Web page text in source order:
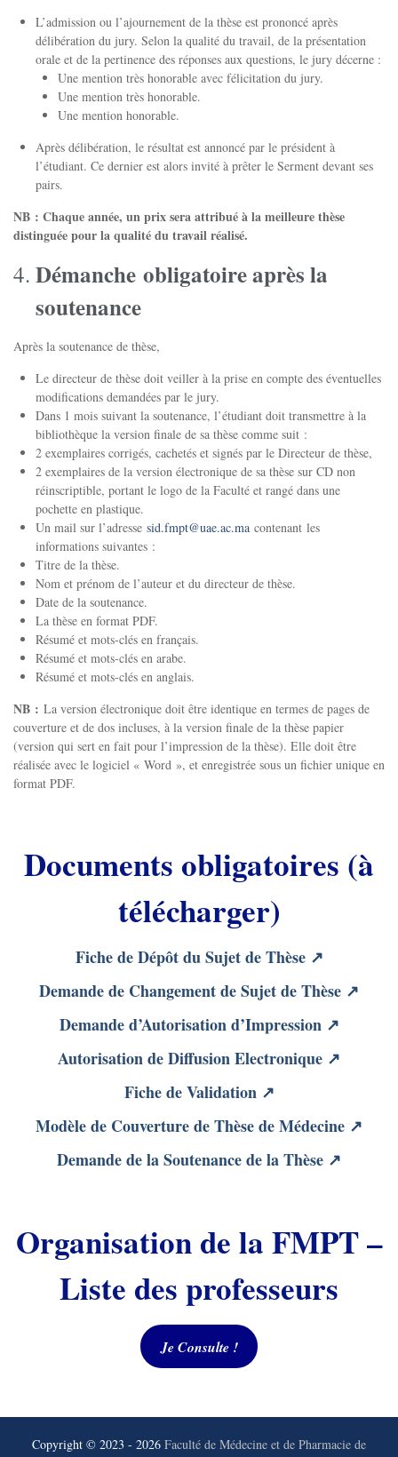
L’admission ou l’ajournement de la thèse est prononcé après
délibération du jury. Selon la qualité du travail, de la présentation
orale et de la pertinence des réponses aux questions, le jury décerne :
Une mention très honorable avec félicitation du jury.
Une mention très honorable.
Une mention honorable.
Après délibération, le résultat est annoncé par le président à
l’étudiant. Ce dernier est alors invité à prêter le Serment devant ses
pairs.
NB : Chaque année, un prix sera attribué à la meilleure thèse
distinguée pour la qualité du travail réalisé.
Démanche obligatoire après la
soutenance
Après la soutenance de thèse,
Le directeur de thèse doit veiller à la prise en compte des éventuelles
modifications demandées par le jury.
Dans 1 mois suivant la soutenance, l’étudiant doit transmettre à la
bibliothèque la version finale de sa thèse comme suit :
2 exemplaires corrigés, cachetés et signés par le Directeur de thèse,
2 exemplaires de la version électronique de sa thèse sur CD non
réinscriptible, portant le logo de la Faculté et rangé dans une
pochette en plastique.
Un mail sur l’adresse sid.fmpt@uae.ac.ma contenant les
informations suivantes :
Titre de la thèse.
Nom et prénom de l’auteur et du directeur de thèse.
Date de la soutenance.
La thèse en format PDF.
Résumé et mots-clés en français.
Résumé et mots-clés en arabe.
Résumé et mots-clés en anglais.
NB : La version électronique doit être identique en termes de pages de
couverture et de dos incluses, à la version finale de la thèse papier
(version qui sert en fait pour l’impression de la thèse). Elle doit être
réalisée avec le logiciel « Word », et enregistrée sous un fichier unique en
format PDF.
Documents obligatoires (à
télécharger)
Fiche de Dépôt du Sujet de Thèse↗
Demande de Changement de Sujet de Thèse ↗
Demande d’Autorisation d’Impression↗
Autorisation de Diffusion Electronique ↗
Fiche de Validation↗
Modèle de Couverture de Thèse de Médecine ↗
Demande de la Soutenance de la Thèse ↗
Organisation de la FMPT –
Liste des professeurs
Je Consulte !
Copyright © 2023 - 2026 Faculté de Médecine et de Pharmacie de